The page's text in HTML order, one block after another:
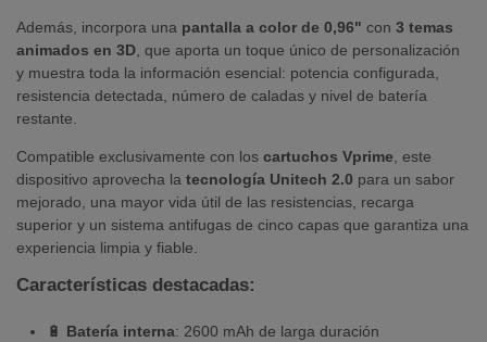
Además, incorpora una pantalla a color de 0,96" con 3 temas
animados en 3D , que aporta un toque único de personalización
y muestra toda la información esencial: potencia configurada,
resistencia detectada, número de caladas y nivel de batería
restante.
Compatible exclusivamente con los cartuchos Vprime , este
dispositivo aprovecha la tecnología Unitech 2.0 para un sabor
mejorado, una mayor vida útil de las resistencias, recarga
superior y un sistema antifugas de cinco capas que garantiza una
experiencia limpia y fiable.
Características destacadas:
🔋 Batería interna: 2600 mAh de larga duración